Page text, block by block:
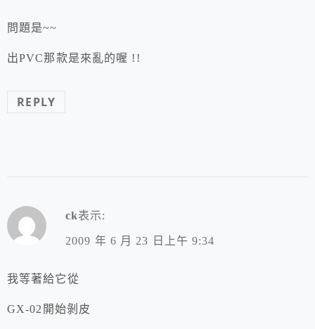
問題是~~
出PVC那款是來亂的喔 !!
REPLY
ck表示:
2009 年 6 月 23 日上午 9:34
我等著給它從
GX-02開始剝皮